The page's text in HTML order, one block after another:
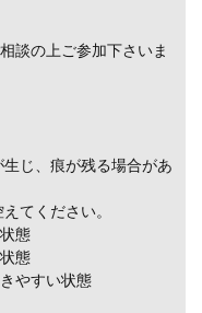
談の上ご参加下さいま
じ、痕が残る場合があ
てください。
態
態
やすい状態